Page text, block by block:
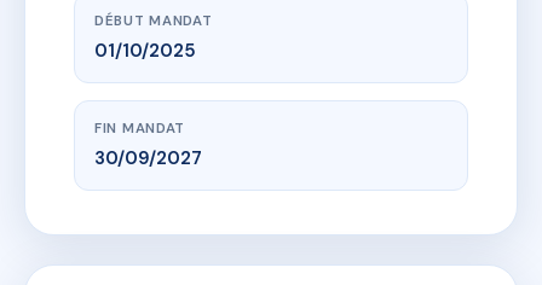
DÉBUT MANDAT
01/10/2025
FIN MANDAT
30/09/2027